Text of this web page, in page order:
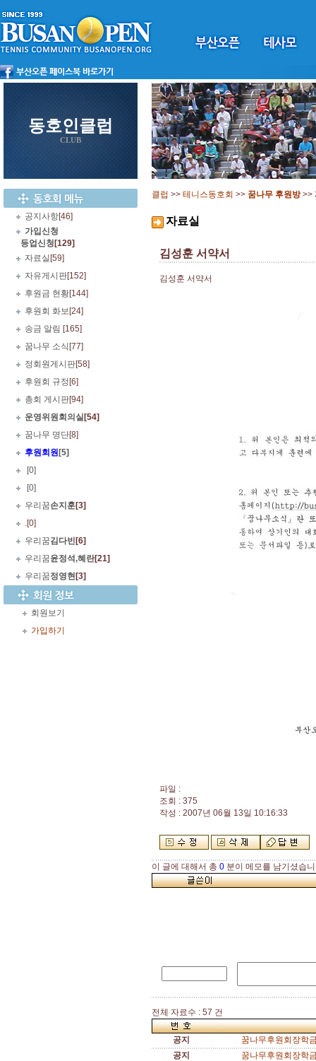
동호인클럽
CLUB
공지사항[46]
가입신청
등업신청 [129]
자료실 [59]
자유게시판[152]
후원금 현황[144]
후원회 화보 [24]
송금 알림 [165]
꿈나무 소식 [77]
정회원게시판[58]
후원회 규정 [6]
총회 게시판[94]
운영위원회의실 [54]
꿈나무 명단[8]
후원회원 [5]
[0]
[0]
우리꿈손지훈[3]
.[0]
우리꿈김다빈 [6]
우리꿈윤정석,혜란[21]
우리꿈정영현 [3]
회원보기
가입하기
클럽 >> 테니스동호회 >> 꿈나무 후원방>>
자료실
김성훈 서약서
김성훈 서약서
파일 :
조회 : 375
작성 : 2007년 06월 13일 10:16:33
이 글에 대해서 총 0 분이 메모를 남기셨습
전체 자료수 : 57 건
공지
꿈나무후원회장학
공지
꿈나무후원회장학